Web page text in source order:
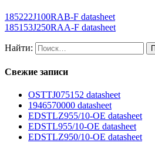
185222J100RAB-F datasheet
185153J250RAA-F datasheet
Найти:
Свежие записи
OSTTJ075152 datasheet
1946570000 datasheet
EDSTLZ955/10-OE datasheet
EDSTL955/10-OE datasheet
EDSTLZ950/10-OE datasheet